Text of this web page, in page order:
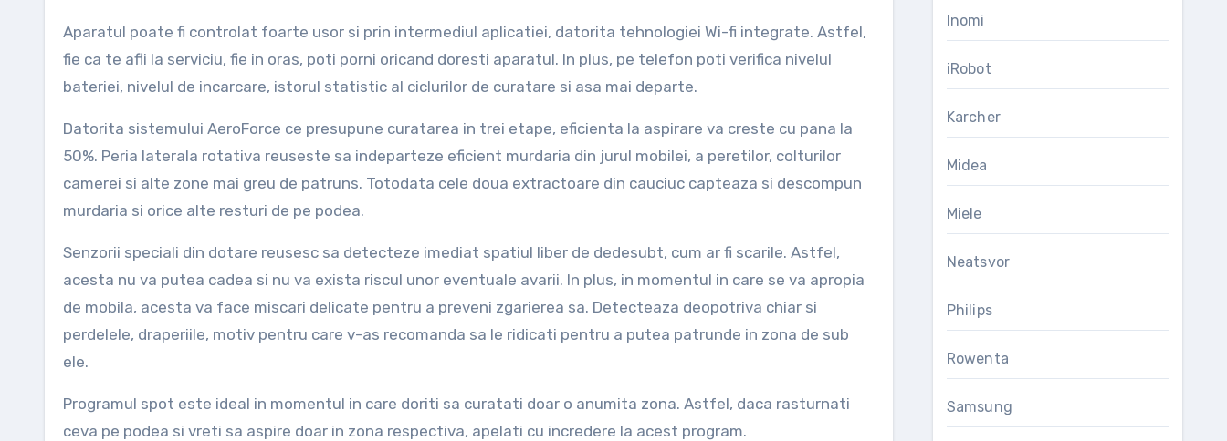
Aparatul poate fi controlat foarte usor si prin intermediul aplicatiei, datorita tehnologiei Wi-fi integrate. Astfel,
fie ca te afli la serviciu, fie in oras, poti porni oricand doresti aparatul. In plus, pe telefon poti verifica nivelul
bateriei, nivelul de incarcare, istorul statistic al ciclurilor de curatare si asa mai departe.
Datorita sistemului AeroForce ce presupune curatarea in trei etape, eficienta la aspirare va creste cu pana la
50%. Peria laterala rotativa reuseste sa indeparteze eficient murdaria din jurul mobilei, a peretilor, colturilor
camerei si alte zone mai greu de patruns. Totodata cele doua extractoare din cauciuc capteaza si descompun
murdaria si orice alte resturi de pe podea.
Senzorii speciali din dotare reusesc sa detecteze imediat spatiul liber de dedesubt, cum ar fi scarile. Astfel,
acesta nu va putea cadea si nu va exista riscul unor eventuale avarii. In plus, in momentul in care se va apropia
de mobila, acesta va face miscari delicate pentru a preveni zgarierea sa. Detecteaza deopotriva chiar si
perdelele, draperiile, motiv pentru care v-as recomanda sa le ridicati pentru a putea patrunde in zona de sub
ele.
Programul spot este ideal in momentul in care doriti sa curatati doar o anumita zona. Astfel, daca rasturnati
ceva pe podea si vreti sa aspire doar in zona respectiva, apelati cu incredere la acest program.
Inomi
iRobot
Karcher
Midea
Miele
Neatsvor
Philips
Rowenta
Samsung